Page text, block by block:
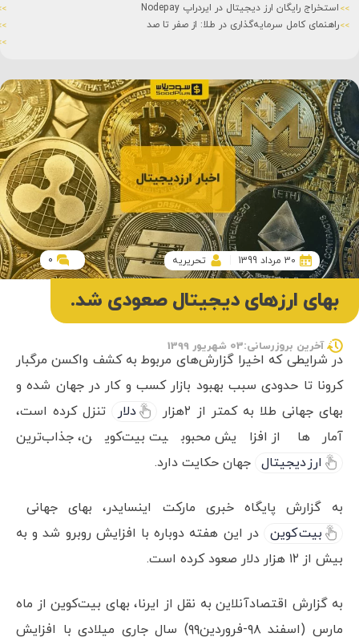
استخراج رایگان ارز دیجیتال در ایردراپ Nodepay
راهنمای کامل سرمایه‌گذاری در طلا: از صفر تا صد
بهای ارزهای دیجیتال صعودی شد.
30 مرداد 1399 تحریریه 0
آخرین بروزرسانی:03 شهریور 1399
در شرایطی که اخیرا گزارش‌های مربوط به کشف واکسن مرگبار
کرونا تا حدودی سبب بهبود بازار کسب و کار در جهان شده و
بهای جهانی طلا به کمتر از ۲هزار
دلار
تنزل کرده است،‌
آمارها از افزایش محبوبیت بیت‌کوین، جذاب‌ترین
ارز دیجیتال جهان حکایت دارد.
به گزارش پایگاه خبری مارکت اینسایدر، ‌بهای جهانی
بیت کوین
در این هفته دوباره با افزایش روبرو شد و به
بیش از ۱۲ هزار دلار صعود کرده است.
به گزارش اقتصادآنلاین به نقل از ایرنا، بهای بیت‌کوین از ماه
مارس (اسفند ۹۸-فروردین۹۹) سال جاری میلادی با افزایش